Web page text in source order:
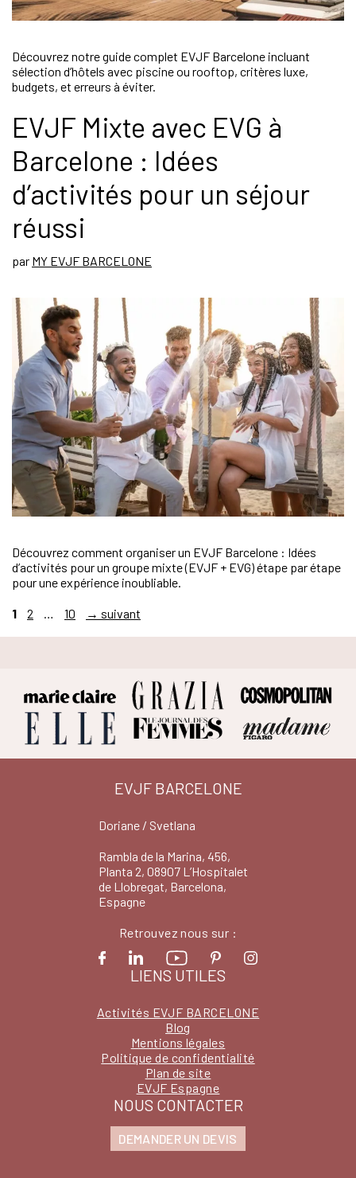
Découvrez notre guide complet EVJF Barcelone incluant
sélection d’hôtels avec piscine ou rooftop, critères luxe,
budgets, et erreurs à éviter.
EVJF Mixte avec EVG à
Barcelone : Idées
d’activités pour un séjour
réussi
par MY EVJF BARCELONE
Découvrez comment organiser un EVJF Barcelone : Idées
d’activités pour un groupe mixte (EVJF + EVG) étape par étape
pour une expérience inoubliable.
Page
1 Page
2 … Page
10 → suivant
EVJF BARCELONE
Doriane / Svetlana
Rambla de la Marina, 456,
Planta 2, 08907 L’Hospitalet
de Llobregat, Barcelona,
Espagne
Retrouvez nous sur :
LIENS UTILES
Activités EVJF BARCELONE
Blog
Mentions légales
Politique de confidentialité
Plan de site
EVJF Espagne
NOUS CONTACTER
DEMANDER UN DEVIS